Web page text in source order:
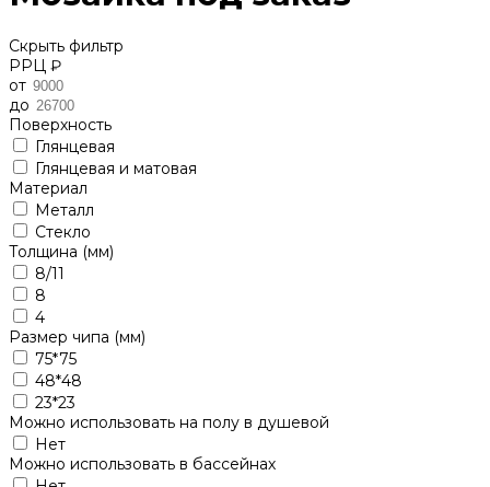
Скрыть фильтр
РРЦ ₽
от
до
Поверхность
Глянцевая
Глянцевая и матовая
Материал
Металл
Стекло
Толщина (мм)
8/11
8
4
Размер чипа (мм)
75*75
48*48
23*23
Можно использовать на полу в душевой
Нет
Можно использовать в бассейнах